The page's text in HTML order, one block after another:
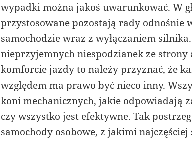
wypadki można jakoś uwarunkować. W
przystosowane pozostają rady odnośnie
samochodzie wraz z wyłączaniem
nieprzyjemnych niespodzianek ze strony
komforcie jazdy to należy przyznać, że
względem ma prawo być nieco inny.
koni mechanicznych, jakie odpowiadają
czy wszystko jest efektywne. Tak
samochody osobowe, z jakimi